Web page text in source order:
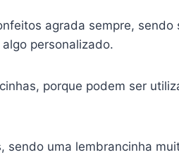
agrada sempre, sendo
personalizado.
porque podem ser
uma lembrancinha